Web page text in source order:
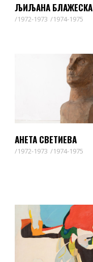
ЉИЉАНА БЛАЖЕСКА
1972-1973 1974-1975
АНЕТА СВЕТИЕВА
1972-1973 1974-1975